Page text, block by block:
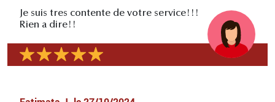
Je suis tres contente de votre service!!!
Rien a dire!!